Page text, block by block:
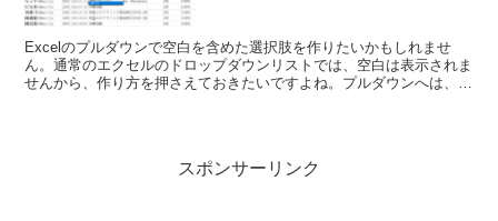
Excelのプルダウンで空白を含めた選択肢を作りたいかもしれませ
ん。通常のエクセルのドロップダウンリストでは、空白は表示されま
せんから、作り方を押さえておきたいですよね。プルダウンへは、エ
スポンサーリンク